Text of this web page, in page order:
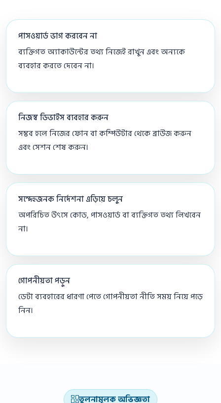
পাসওয়ার্ড ভাগ করবেন না
ব্যক্তিগত অ্যাকাউন্টের তথ্য নিজেই রাখুন এবং অন্যকে
ব্যবহার করতে দেবেন না।
নিজস্ব ডিভাইস ব্যবহার করুন
সম্ভব হলে নিজের ফোন বা কম্পিউটার থেকে ব্রাউজ করুন
এবং সেশন শেষ করুন।
সন্দেহজনক নির্দেশনা এড়িয়ে চলুন
অপরিচিত উৎসে কোড, পাসওয়ার্ড বা ব্যক্তিগত তথ্য লিখবেন
না।
গোপনীয়তা পড়ুন
ডেটা ব্যবহারের ধারণা পেতে গোপনীয়তা নীতি সময় নিয়ে পড়ে
নিন।
তুলনামূলক অভিজ্ঞতা